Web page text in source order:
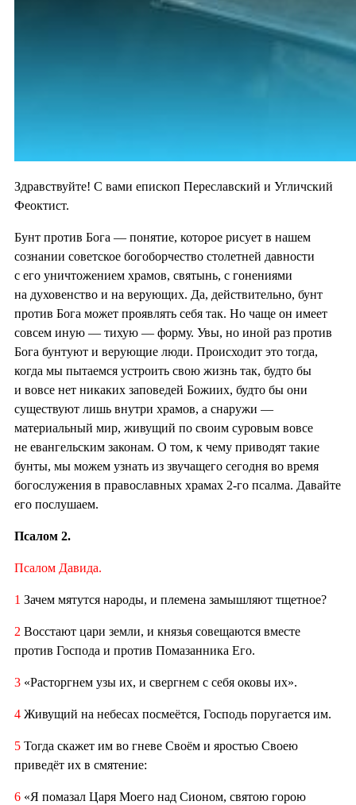
Здравствуйте! С вами епископ Переславский и Угличский
Феоктист.
Бунт против Бога — понятие, которое рисует в нашем
сознании советское богоборчество столетней давности
с его уничтожением храмов, святынь, с гонениями
на духовенство и на верующих. Да, действительно, бунт
против Бога может проявлять себя так. Но чаще он имеет
совсем иную — тихую — форму. Увы, но иной раз против
Бога бунтуют и верующие люди. Происходит это тогда,
когда мы пытаемся устроить свою жизнь так, будто бы
и вовсе нет никаких заповедей Божиих, будто бы они
существуют лишь внутри храмов, а снаружи —
материальный мир, живущий по своим суровым вовсе
не евангельским законам. О том, к чему приводят такие
бунты, мы можем узнать из звучащего сегодня во время
богослужения в православных храмах 2-го псалма. Давайте
его послушаем.
Псалом 2.
Псалом Давида.
1 Зачем мятутся народы, и племена замышляют тщетное?
2 Восстают цари земли, и князья совещаются вместе
против Господа и против Помазанника Его.
3 «Расторгнем узы их, и свергнем с себя оковы их».
4 Живущий на небесах посмеётся, Господь поругается им.
5 Тогда скажет им во гневе Своём и яростью Своею
приведёт их в смятение:
6 «Я помазал Царя Моего над Сионом, святою горою